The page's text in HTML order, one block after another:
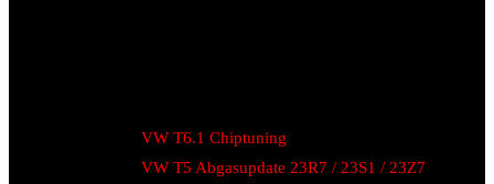
VW T6.1 Chiptuning
VW T5 Abgasupdate 23R7 / 23S1 / 23Z7